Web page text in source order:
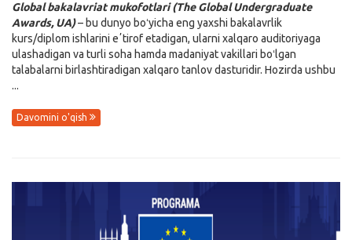
Global bakalavriat mukofotlari (The Global Undergraduate
Awards, UA)– bu dunyo boʻyicha eng yaxshi bakalavrlik
kurs/diplom ishlarini eʼtirof etadigan, ularni xalqaro auditoriyaga
ulashadigan va turli soha hamda madaniyat vakillari boʻlgan
talabalarni birlashtiradigan xalqaro tanlov dasturidir. Hozirda ushbu
...
Davomini o'qish